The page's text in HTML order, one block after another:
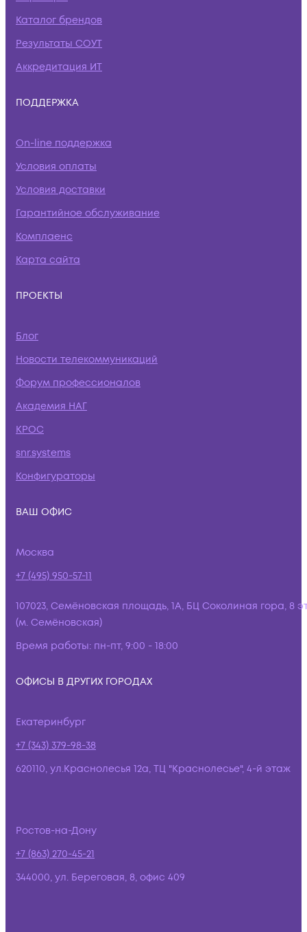
Каталог брендов
Результаты СОУТ
Аккредитация ИТ
ПОДДЕРЖКА
On-line поддержка
Условия оплаты
Условия доставки
Гарантийное обслуживание
Комплаенс
Карта сайта
ПРОЕКТЫ
Блог
Новости телекоммуникаций
Форум профессионалов
Академия НАГ
КРОС
snr.systems
Конфигураторы
ВАШ ОФИС
Москва
+7 (495) 950-57-11
107023, Семёновская площадь, 1А, БЦ Соколиная гора, 8
(м. Семёновская)
Время работы: пн-пт, 9:00 - 18:00
ОФИСЫ В ДРУГИХ ГОРОДАХ
Екатеринбург
+7 (343) 379-98-38
620110, ул.Краснолесья 12а, ТЦ "Краснолесье", 4-й этаж
Ростов-на-Дону
+7 (863) 270-45-21
344000, ул. Береговая, 8, офис 409